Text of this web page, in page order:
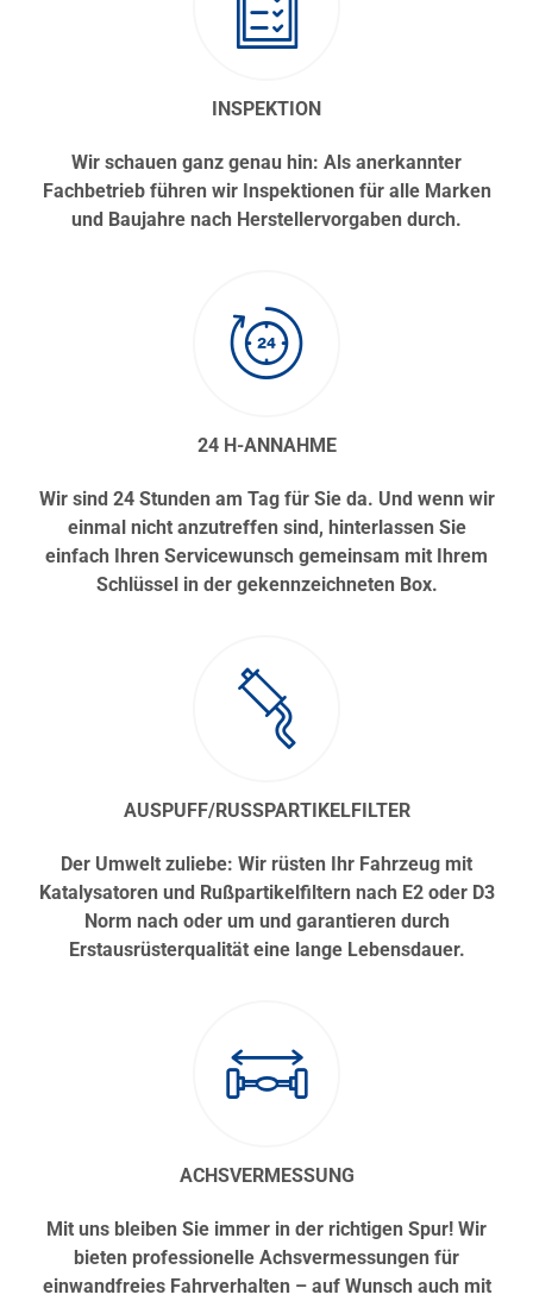
INSPEKTION
Wir schauen ganz genau hin: Als anerkannter
Fachbetrieb führen wir Inspektionen für alle Marken
und Baujahre nach Herstellervorgaben durch.
24 H-ANNAHME
Wir sind 24 Stunden am Tag für Sie da. Und wenn wir
einmal nicht anzutreffen sind, hinterlassen Sie
einfach Ihren Servicewunsch gemeinsam mit Ihrem
Schlüssel in der gekennzeichneten Box.
AUSPUFF/RUSSPARTIKELFILTER
Der Umwelt zuliebe: Wir rüsten Ihr Fahrzeug mit
Katalysatoren und Rußpartikelfiltern nach E2 oder D3
Norm nach oder um und garantieren durch
Erstausrüsterqualität eine lange Lebensdauer.
ACHSVERMESSUNG
Mit uns bleiben Sie immer in der richtigen Spur! Wir
bieten professionelle Achsvermessungen für
einwandfreies Fahrverhalten – auf Wunsch auch mit